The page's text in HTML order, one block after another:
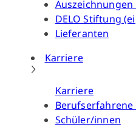
DELO Stiftung
Lieferanten
Karriere
Karriere
Berufserfahrene
Schüler/innen